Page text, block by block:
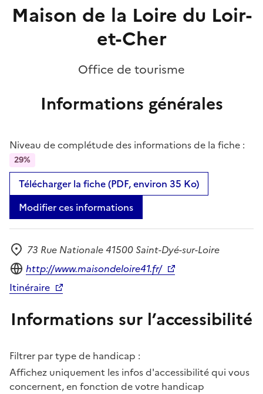
Maison de la Loire du Loir-
et-Cher
Office de tourisme
Informations générales
Niveau de complétude des informations de la fiche :
29%
Télécharger la fiche (PDF, environ 35 Ko)
Modifier ces informations
Adresse
73 Rue Nationale 41500 Saint-Dyé-sur-Loire
Site internet
http://www.maisondeloire41.fr/
Itinéraire
Informations sur l’accessibilité
Filtrer par type de handicap :
Affichez uniquement les infos d'accessibilité qui vous
concernent, en fonction de votre handicap